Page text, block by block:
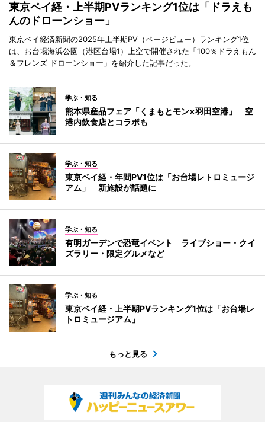
東京ベイ経・上半期PVランキング1位は「ドラえも
んのドローンショー」
東京ベイ経済新聞の2025年上半期PV（ページビュー）ランキング1位
は、お台場海浜公園（港区台場1）上空で開催された「100％ドラえもん
＆フレンズ ドローンショー」を紹介した記事だった。
学ぶ・知る
熊本県産品フェア「くまもとモン×羽田空港」 空
港内飲食店とコラボも
学ぶ・知る
東京ベイ経・年間PV1位は「お台場レトロミュージ
アム」 新施設が話題に
学ぶ・知る
有明ガーデンで恐竜イベント ライブショー・クイ
ズラリー・限定グルメなど
学ぶ・知る
東京ベイ経・上半期PVランキング1位は「お台場レ
トロミュージアム」
もっと見る